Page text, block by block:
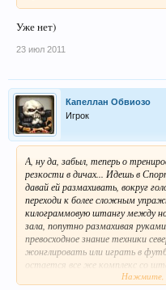
Уже нет)
23 июл 2011
Капеллан Обвиозо
Игрок
А, ну да, забыл, теперь о
резкости в дичах... Идешь в
давай ей размахивать, вокруг
переходи к более сложным
килограммовую штангу между
зала, попутно размахивая
превосходное знание техники
жонглировать или играть в
остается все же комплекс со
Петей для основных). Помимо
Нажмите,